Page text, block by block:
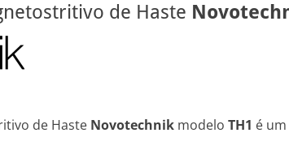
de Haste
de Haste Novotechnik modelo TH1 é